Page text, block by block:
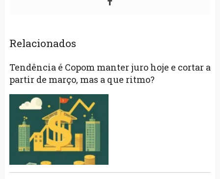
Relacionados
Tendência é Copom manter juro hoje e cortar a
partir de março, mas a que ritmo?